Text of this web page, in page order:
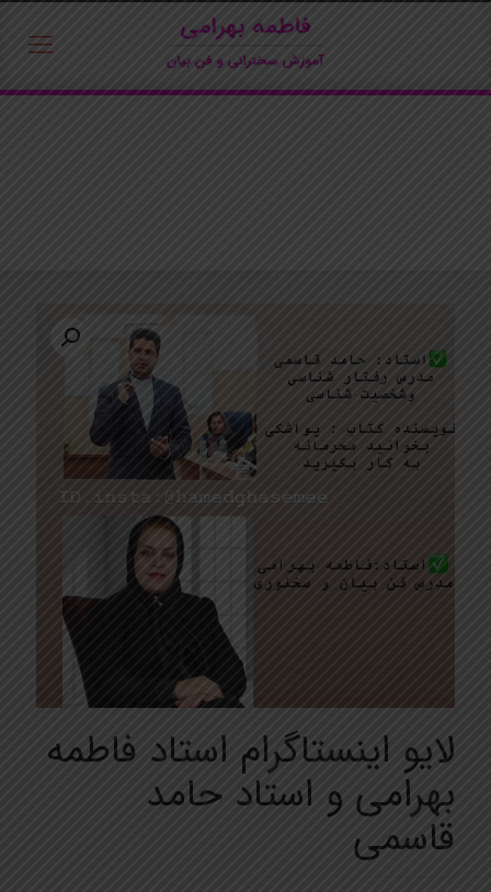
لایو اینستاگرام استاد فاطمه
بهرامی و استاد حامد
قاسمی